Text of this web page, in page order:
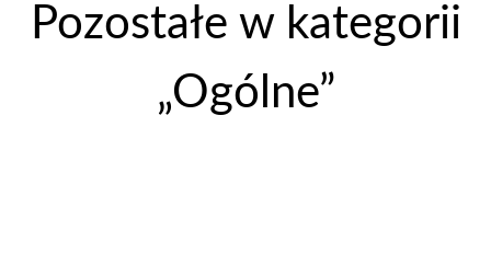
Pozostałe w kategorii
„Ogólne”